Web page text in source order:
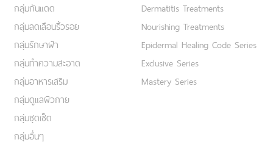
กลุ่มกันแดด
กลุ่มลดเลือนริ้วรอย
กลุ่มรักษาฝ้า
กลุ่มทำความสะอาด
กลุ่มอาหารเสริม
กลุ่มดูแลผิวกาย
กลุ่มชุดเซ็ต
กลุ่มอื่นๆ
Dermatitis Treatments
Nourishing Treatments
Epidermal Healing Code Series
Exclusive Series
Mastery Series